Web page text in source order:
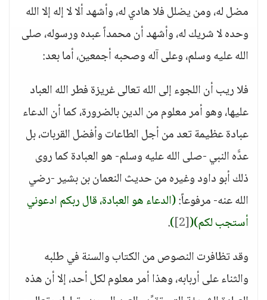
مضل له، ومن يضلل فلا هادي له، وأشهد ألا لا إله إلا الله
وحده لا شريك له، وأشهد أن محمداً عبده ورسوله، صلى
الله عليه وسلم، وعلى آله وصحبه أجمعين، أما بعد:
فلا ريب أن اللجوء إلى الله تعالى غريزة فطر الله العباد
عليها، وهو أمر معلوم من الدين بالضرورة، كما أن الدعاء
عبادة عظيمة تعد من أجل الطاعات وأفضل القربات، بل
عدَّه النبي -صلى الله عليه وسلم- هو العبادة كما روى
ذلك أبو داود وغيره من حديث النعمان بن بشير -رضي
الله عنه- مرفوعاً:(الدعاء هو العبادة، قال ربكم ادعوني
أستجب لكم)(
[2]
)
.
وقد تظافرت النصوص من الكتاب والسنة في طلبه
والثناء على أربابه، وهذا أمر معلوم لكل أحد، إلا أن هذه